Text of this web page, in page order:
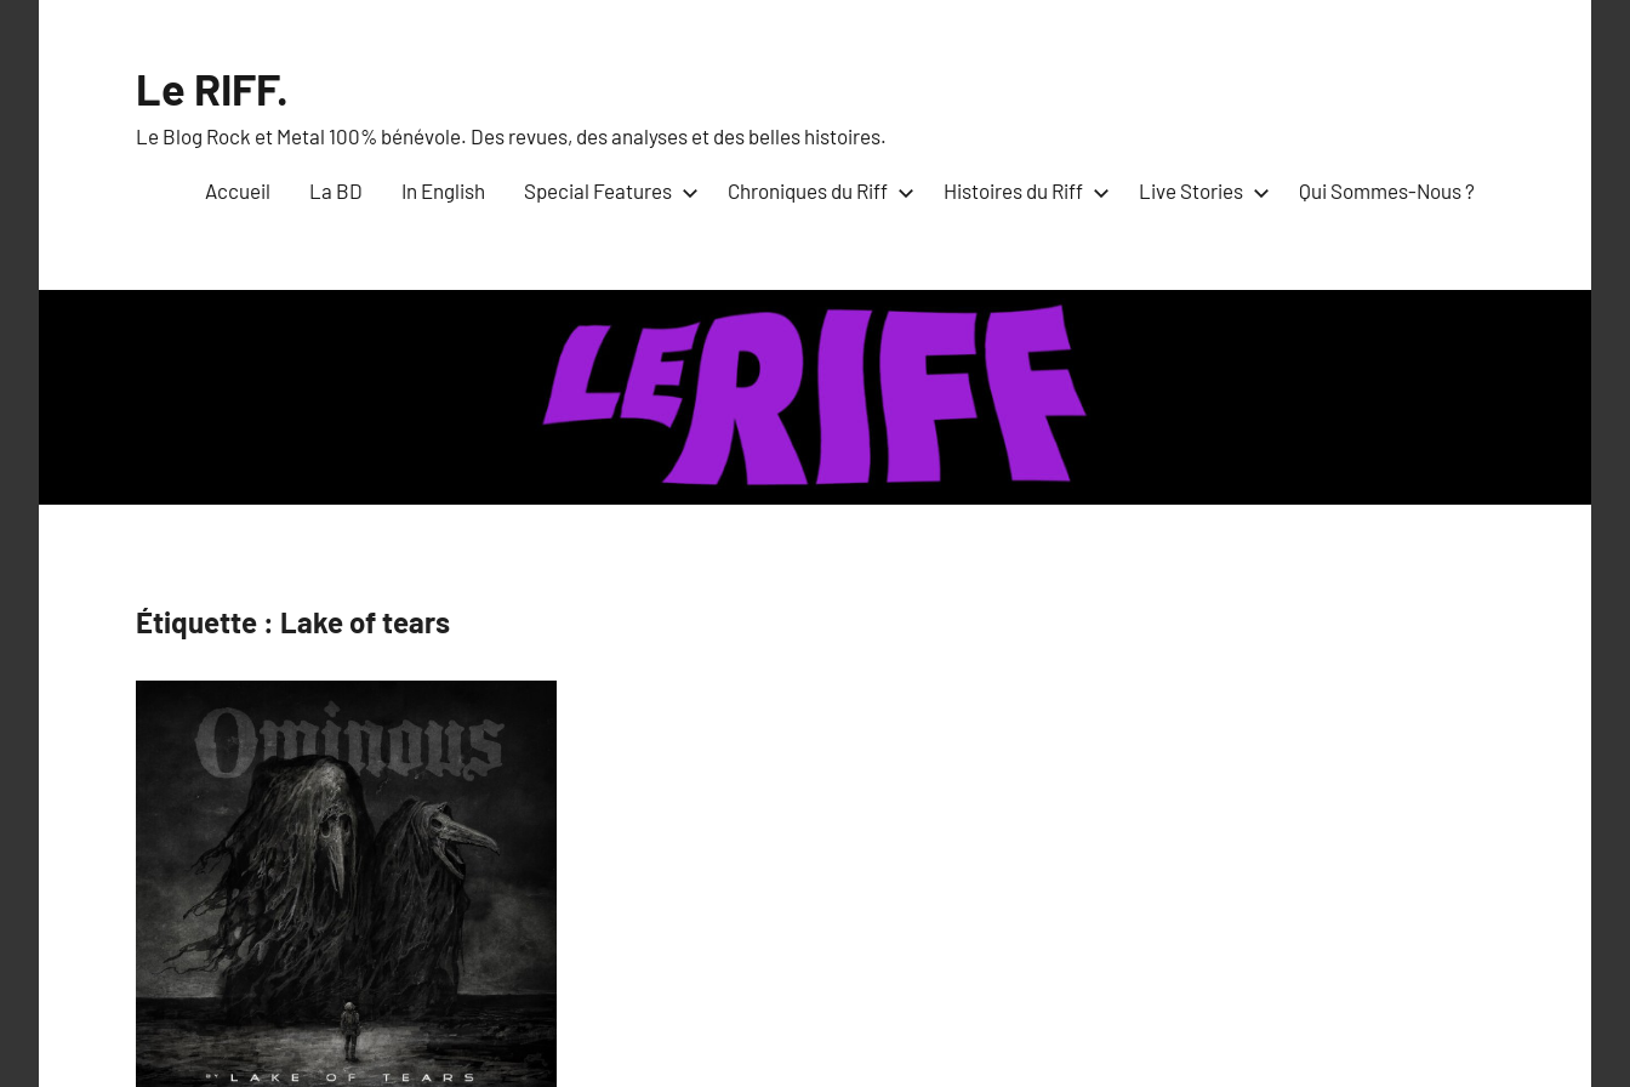
Le RIFF.
Le Blog Rock et Metal 100% bénévole. Des revues, des analyses et des belles histoires.
Accueil La BD In English Special Features Chroniques du Riff Histoires du Riff Live Stories Qui Sommes-Nous ?
Étiquette : Lake of tears